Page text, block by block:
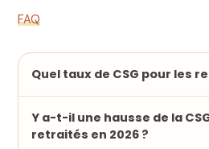
FAQ
Quel taux de CSG pour les
Y a-t-il une hausse de la
retraités en 2026 ?